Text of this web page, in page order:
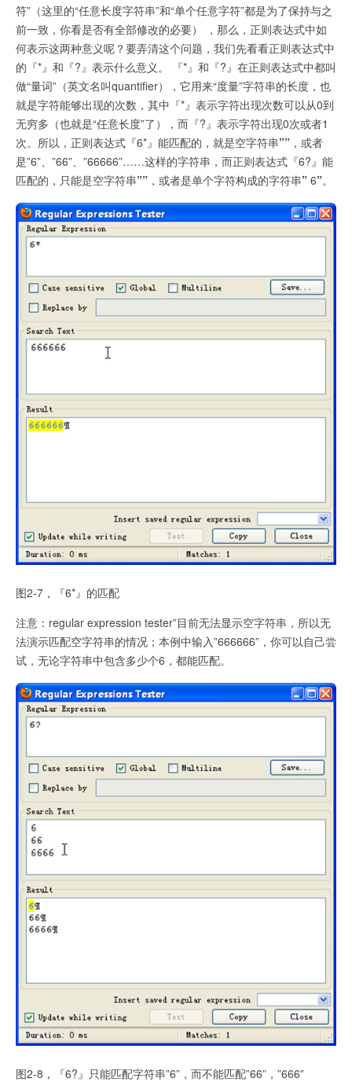
符”（这里的“任意长度字符串”和“单个任意字符”都是为了保持与之
前一致，你看是否有全部修改的必要） ，那么，正则表达式中如
何表示这两种意义呢？要弄清这个问题，我们先看看正则表达式中
的『*』和『?』表示什么意义。 『*』和『?』在正则表达式中都叫
做“量词”（英文名叫quantifier），它用来“度量”字符串的长度，也
就是字符能够出现的次数，其中『*』表示字符出现次数可以从0到
无穷多（也就是“任意长度”了），而『?』表示字符出现0次或者1
次。所以，正则表达式『6*』能匹配的，就是空字符串”” ，或者
是”6”、”66”、”66666”……这样的字符串，而正则表达式『6?』能
匹配的，只能是空字符串”” ，或者是单个字符构成的字符串” 6”。
图2-7，『6*』的匹配
注意：regular expression tester”目前无法显示空字符串，所以无
法演示匹配空字符串的情况； 本例中输入”666666”，你可以自己尝
试，无论字符串中包含多少个6，都能匹配。
图2-8，『6?』 只能匹配字符串”6”，而不能匹配”66”，”666”